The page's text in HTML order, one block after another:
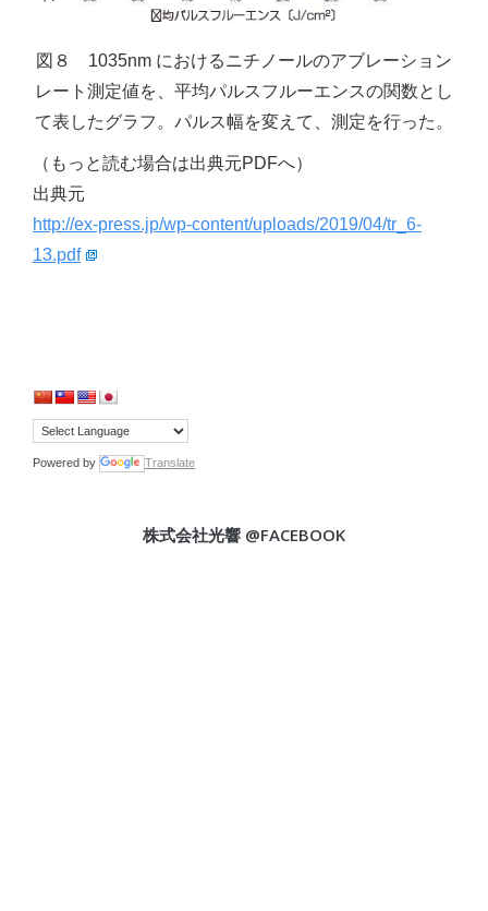
図８ 1035nm におけるニチノールのアブレーション
レート測定値を、平均パルスフルーエンスの関数とし
て表したグラフ。パルス幅を変えて、測定を行った。
（もっと読む場合は出典元PDFへ）
出典元
http://ex-press.jp/wp-content/uploads/2019/04/tr_6-
13.pdf
Powered by Translate
株式会社光響 @FACEBOOK